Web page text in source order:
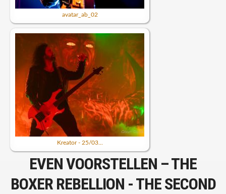
avatar_ab_02
Kreator - 25/03...
EVEN VOORSTELLEN – THE
BOXER REBELLION - THE SECOND